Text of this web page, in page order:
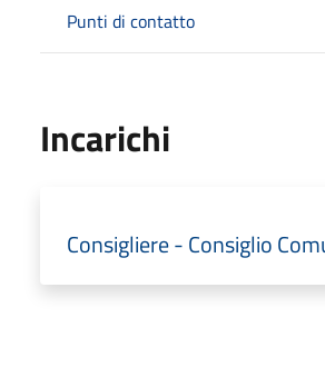
Punti di contatto
Incarichi
Consigliere - Consiglio